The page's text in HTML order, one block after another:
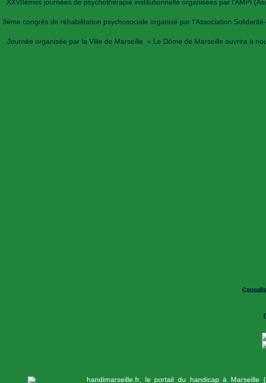
XXVIIèmes journées de psychothérapie institutionnelle organisées par l’AMPI
3ème congrès de réhabilitation psychosociale organisé par l’Association
Journée organisée par la Ville de Marseille. « Le Dôme de Marseille ouvrira à
handimarseille.fr, le portail du handicap à Marseille